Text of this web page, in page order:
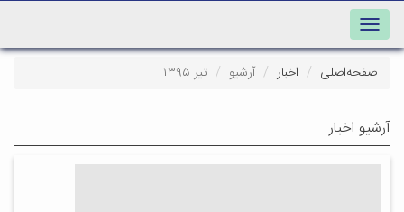
Toggle navigation
صفحه‌اصلی اخبار آرشیو تیر ۱۳۹۵
آرشیو اخبار